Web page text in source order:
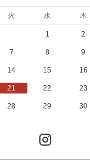
火 水 木
1 2
7 8 9
14 15 16
21 22 23
28 29 30